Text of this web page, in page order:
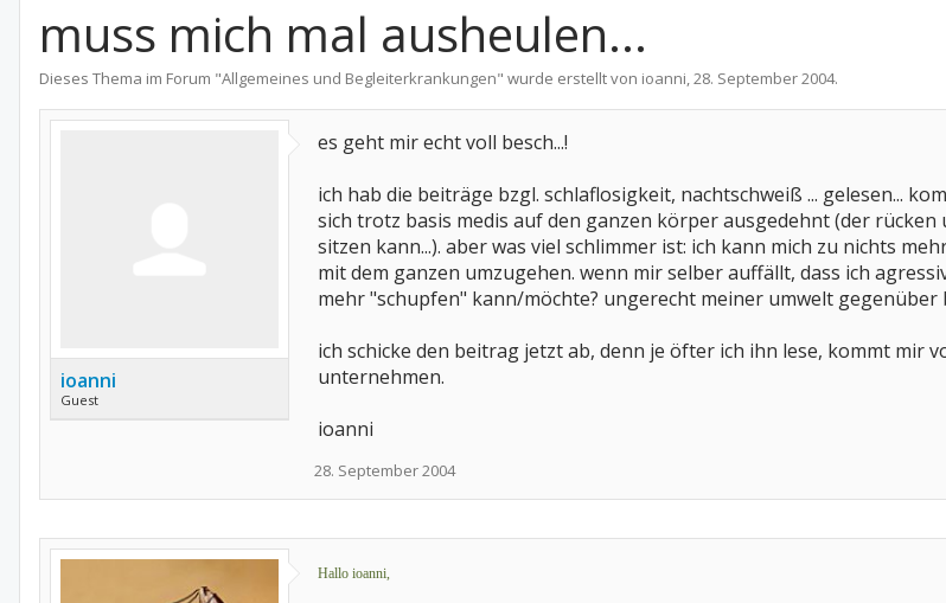
muss mich mal ausheulen...
Dieses Thema im Forum "Allgemeines und Begleiterkrankungen" wurde erstellt von ioanni,28. September 2004.
ioanni
Guest
es geht mir echt voll besch...!
ich hab die beiträge bzgl. schlaflosigkeit, nachtschweiß ... gelesen...
sich trotz basis medis auf den ganzen körper ausgedehnt (der
sitzen kann...). aber was viel schlimmer ist: ich kann mich zu nichts
mit dem ganzen umzugehen. wenn mir selber auffällt, dass ich
mehr "schupfen" kann/möchte? ungerecht meiner umwelt gegenüber
ich schicke den beitrag jetzt ab, denn je öfter ich ihn lese, kommt mir
unternehmen.
ioanni
28. September 2004
Hallo ioanni,